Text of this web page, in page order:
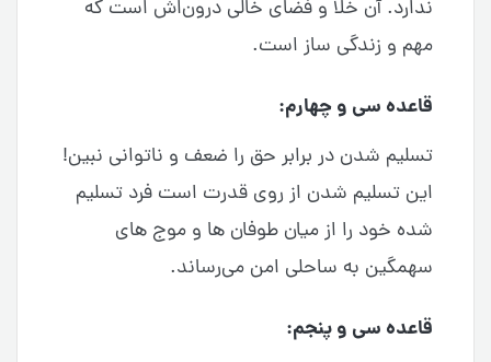
ندارد. آن خلا و فضای خالی درون‌اش است که
مهم و زندگی ساز است.
قاعده سی و چهارم:
تسلیم شدن در برابر حق را ضعف و ناتوانی نبین!
این تسلیم شدن از روی قدرت است فرد تسلیم
شده خود را از میان طوفان ها و موج های
سهمگین به ساحلی امن می‌رساند.
قاعده سی و پنجم: